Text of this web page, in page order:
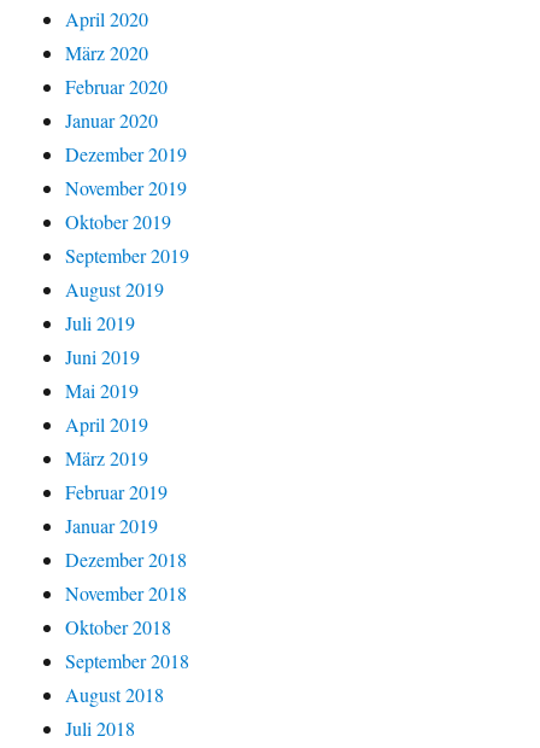
April 2020
März 2020
Februar 2020
Januar 2020
Dezember 2019
November 2019
Oktober 2019
September 2019
August 2019
Juli 2019
Juni 2019
Mai 2019
April 2019
März 2019
Februar 2019
Januar 2019
Dezember 2018
November 2018
Oktober 2018
September 2018
August 2018
Juli 2018